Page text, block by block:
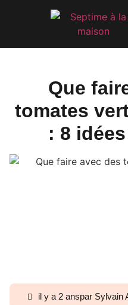
Que
tomates
: 8
il y a 2 anspar Sylvain